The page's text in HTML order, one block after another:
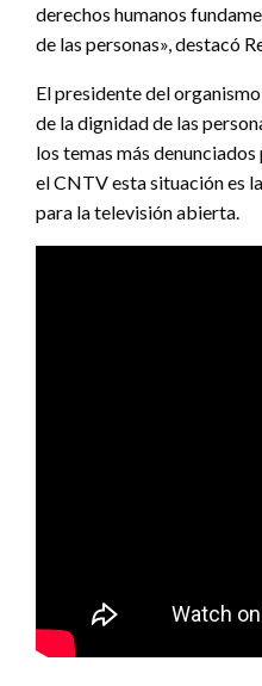
derechos humanos
de las personas», destacó
El presidente del
de la dignidad de las
los temas más
el CNTV esta situación es
para la televisión abierta.